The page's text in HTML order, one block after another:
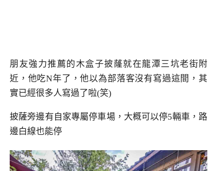
朋友強力推薦的木盒子披蕯就在龍潭三坑老街附
近，他吃N年了，他以為部落客沒有寫過這間，其
實已經很多人寫過了啦(笑)
披薩旁邊有自家專屬停車場，大概可以停5輛車，路
邊白線也能停